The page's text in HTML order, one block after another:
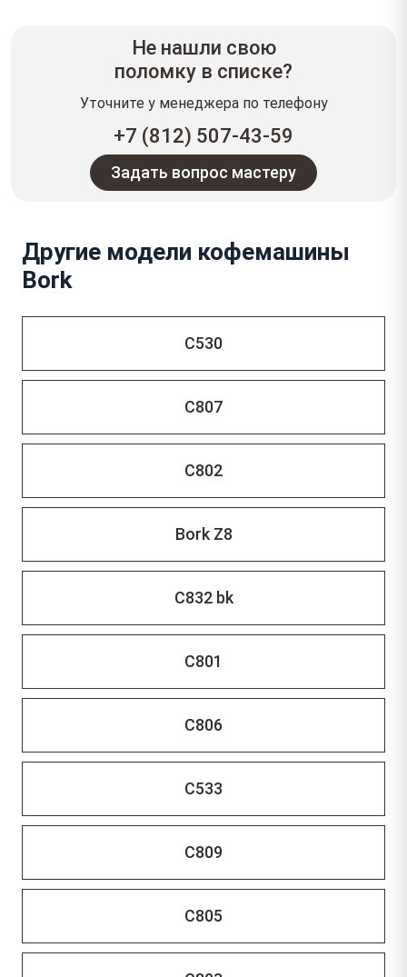
Не нашли свою
поломку в списке?
Уточните у менеджера по телефону
+7 (812) 507-43-59
Задать вопрос мастеру
Другие модели кофемашины
Bork
C530
C807
C802
Bork Z8
C832 bk
C801
C806
C533
C809
C805